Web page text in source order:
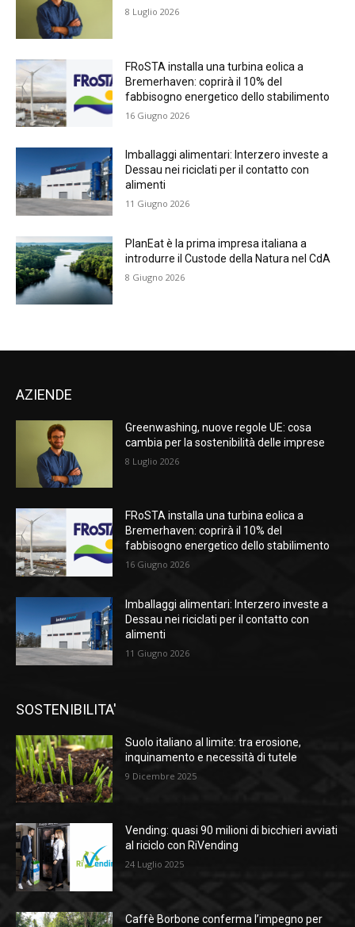
8 Luglio 2026
FRoSTA installa una turbina eolica a
Bremerhaven: coprirà il 10% del
fabbisogno energetico dello stabilimento
16 Giugno 2026
Imballaggi alimentari: Interzero investe a
Dessau nei riciclati per il contatto con
alimenti
11 Giugno 2026
PlanEat è la prima impresa italiana a
introdurre il Custode della Natura nel CdA
8 Giugno 2026
AZIENDE
Greenwashing, nuove regole UE: cosa
cambia per la sostenibilità delle imprese
8 Luglio 2026
FRoSTA installa una turbina eolica a
Bremerhaven: coprirà il 10% del
fabbisogno energetico dello stabilimento
16 Giugno 2026
Imballaggi alimentari: Interzero investe a
Dessau nei riciclati per il contatto con
alimenti
11 Giugno 2026
SOSTENIBILITA'
Suolo italiano al limite: tra erosione,
inquinamento e necessità di tutele
9 Dicembre 2025
Vending: quasi 90 milioni di bicchieri avviati
al riciclo con RiVending
24 Luglio 2025
Caffè Borbone conferma l’impegno per